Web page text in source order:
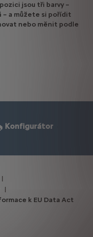
jsou tři barvy –
a můžete si pořídit
nebo měnit podle
Konfigurátor
k EU Data Act